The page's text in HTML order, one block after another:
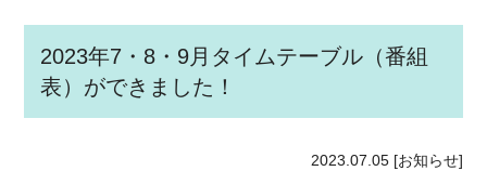
2023年7・8・9月タイムテーブル（番組
表）ができました！
2023.07.05[お知らせ]